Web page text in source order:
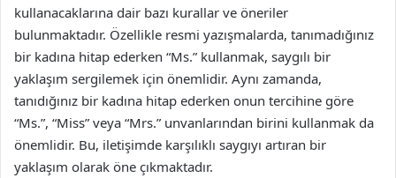
kullanacaklarına dair bazı kurallar ve öneriler
bulunmaktadır. Özellikle resmi yazışmalarda, tanımadığınız
bir kadına hitap ederken “Ms.” kullanmak, saygılı bir
yaklaşım sergilemek için önemlidir. Aynı zamanda,
tanıdığınız bir kadına hitap ederken onun tercihine göre
“Ms.”, “Miss” veya “Mrs.” unvanlarından birini kullanmak da
önemlidir. Bu, iletişimde karşılıklı saygıyı artıran bir
yaklaşım olarak öne çıkmaktadır.